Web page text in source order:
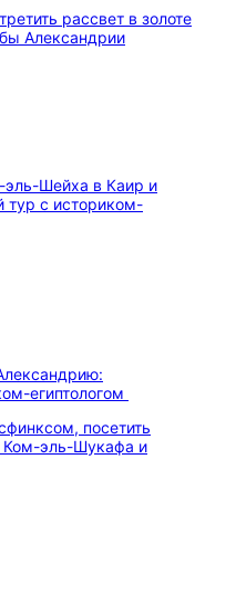
рассвет в золоте
Александрии
египтологом
посетить
Ком-эль-Шукафа и